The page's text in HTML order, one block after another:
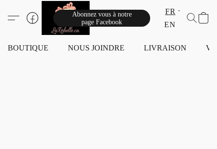
Abonnez vous à notre
page Facebook
FR
EN
BOUTIQUE NOUS JOINDRE LIVRAISON